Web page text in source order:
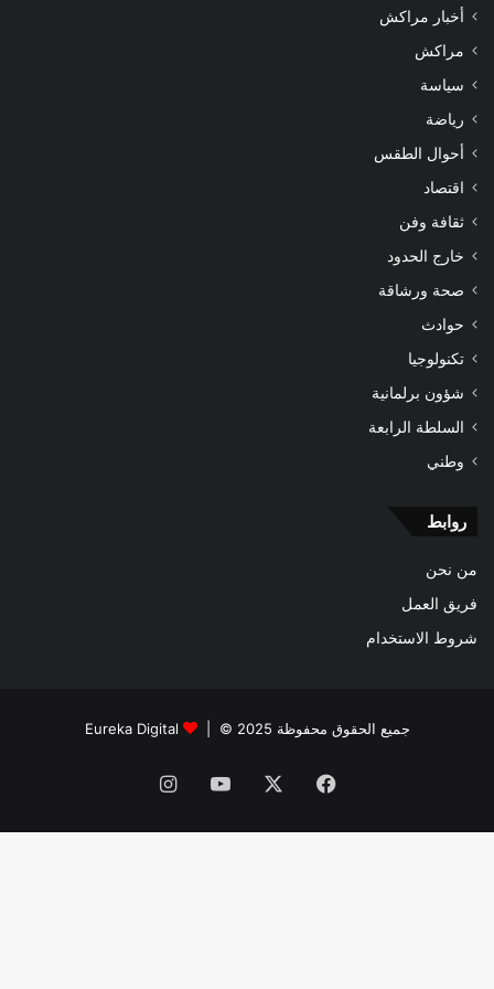
أخبار مراكش
مراكش
سياسة
رياضة
أحوال الطقس
اقتصاد
ثقافة وفن
خارج الحدود
صحة ورشاقة
حوادث
تكنولوجيا
شؤون برلمانية
السلطة الرابعة
وطني
روابط
من نحن
فريق العمل
شروط الاستخدام
جميع الحقوق محفوظة 2025 © | Eureka Digital
فيسبوك ‫YouTube